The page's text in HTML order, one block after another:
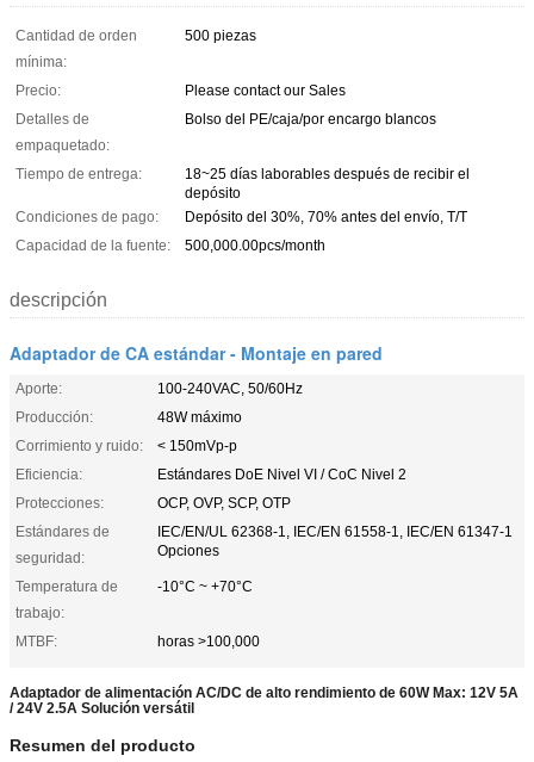
Cantidad de orden
mínima:
500 piezas
Precio:
Please contact our Sales
Detalles de
empaquetado:
Bolso del PE/caja/por encargo blancos
Tiempo de entrega:
18~25 días laborables después de recibir el
depósito
Condiciones de pago:
Depósito del 30%, 70% antes del envío, T/T
Capacidad de la fuente:
500,000.00pcs/month
descripción
Adaptador de CA estándar - Montaje en pared
Aporte:
100-240VAC, 50/60Hz
Producción:
48W máximo
Corrimiento y ruido:
< 150mVp-p
Eficiencia:
Estándares DoE Nivel VI / CoC Nivel 2
Protecciones:
OCP, OVP, SCP, OTP
Estándares de
seguridad:
IEC/EN/UL 62368-1, IEC/EN 61558-1, IEC/EN 61347-1
Opciones
Temperatura de
trabajo:
-10°C ~ +70°C
MTBF: horas >100,000
Adaptador de alimentación AC/DC de alto rendimiento de 60W Max: 12V 5A
/ 24V 2.5A Solución versátil
Resumen del producto